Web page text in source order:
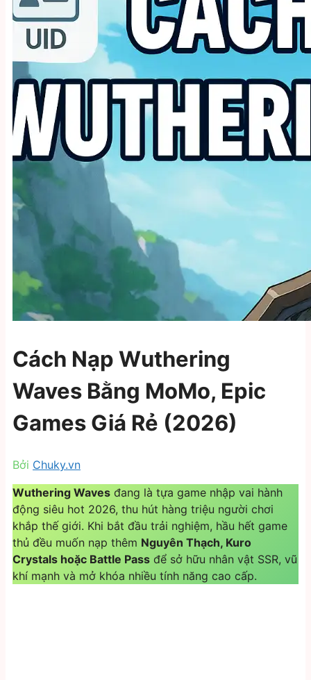
Cách Nạp Wuthering
Waves Bằng MoMo, Epic
Games Giá Rẻ (2026)
Bởi Chuky.vn
Wuthering Waves đang là tựa game nhập vai hành
động siêu hot 2026, thu hút hàng triệu người chơi
khắp thế giới. Khi bắt đầu trải nghiệm, hầu hết game
thủ đều muốn nạp thêm Nguyên Thạch, Kuro
Crystals hoặc Battle Pass để sở hữu nhân vật SSR, vũ
khí mạnh và mở khóa nhiều tính năng cao cấp.